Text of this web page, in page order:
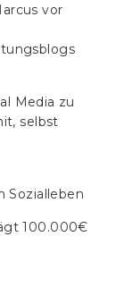
vor
Media zu
selbst
Sozialleben
100.000€